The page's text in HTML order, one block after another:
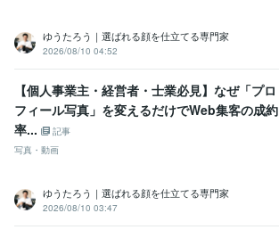
ゆうたろう｜選ばれる顔を仕立てる専門家
2026/08/10 04:52
【個人事業主・経営者・士業必見】なぜ「プロ
フィール写真」を変えるだけでWeb集客の成約
率...
記事
写真・動画
ゆうたろう｜選ばれる顔を仕立てる専門家
2026/08/10 03:47